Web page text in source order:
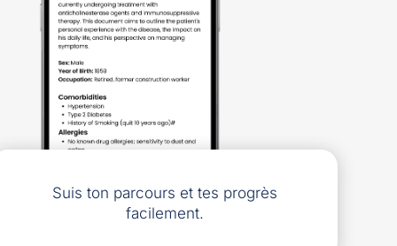
Suis ton parcours et tes progrès
facilement.